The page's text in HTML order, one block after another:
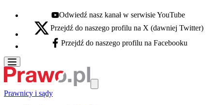
Youtube - otwiera się w nowej karcie
Odwiedź nasz kanał w serwisie YouTube
X - otwiera się w nowej karcie
Przejdź do naszego profilu na X (dawniej Twitter)
Facebook - otwiera się w nowej karcie
Przejdź do naszego profilu na Facebooku
Prawnicy i sądy